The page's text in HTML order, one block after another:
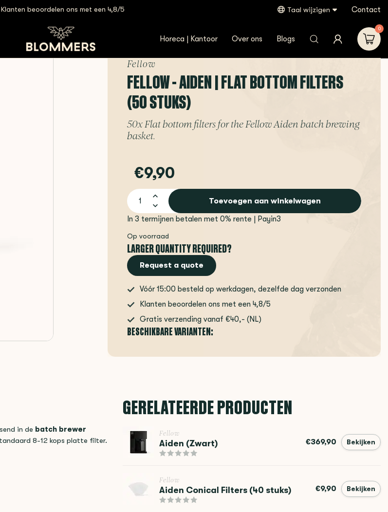
Klanten beoordelen ons met een 4,8/5 Taal wijzigen Contact
Horeca | Kantoor Over ons Blogs
0
(50 stuks)
Fellow
FELLOW - AIDEN | FLAT BOTTOM FILTERS
(50 STUKS)
50x Flat bottom filters for the Fellow Aiden batch brewing
basket.
€9,90
Toevoegen aan winkelwagen
In 3 termijnen betalen met 0% rente | Payin3
Op voorraad
LARGER QUANTITY REQUIRED?
Request a quote
Vóór 15:00 besteld op werkdagen, dezelfde dag verzonden
Klanten beoordelen ons met een 4,8/5
Gratis verzending vanaf €40,- (NL)
BESCHIKBARE VARIANTEN:
in de batch brewer
8-12 kops platte filter.
GERELATEERDE PRODUCTEN
Fellow
Aiden (Zwart) €369,90 Bekijken
Fellow
Aiden Conical Filters (40 stuks) €9,90 Bekijken